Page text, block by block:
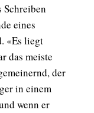
eines
«Es liegt
das meiste
der
in einem
wenn er